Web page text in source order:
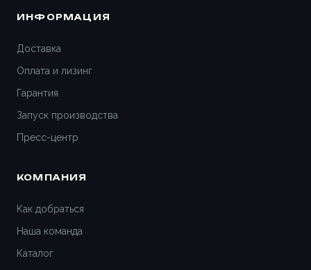
ИНФОРМАЦИЯ
Доставка
Оплата и лизинг
Гарантия
Запуск производства
Пресс-центр
КОМПАНИЯ
Как добраться
Наша команда
Каталог